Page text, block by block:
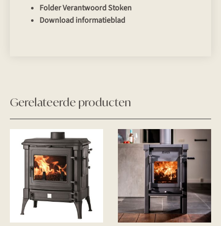
Folder Verantwoord Stoken
Download informatieblad
Gerelateerde producten